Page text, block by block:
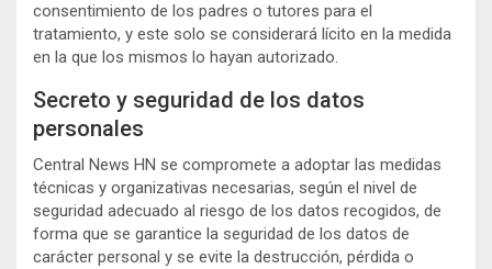
consentimiento de los padres o tutores para el
tratamiento, y este solo se considerará lícito en la medida
en la que los mismos lo hayan autorizado.
Secreto y seguridad de los datos
personales
Central News HN se compromete a adoptar las medidas
técnicas y organizativas necesarias, según el nivel de
seguridad adecuado al riesgo de los datos recogidos, de
forma que se garantice la seguridad de los datos de
carácter personal y se evite la destrucción, pérdida o